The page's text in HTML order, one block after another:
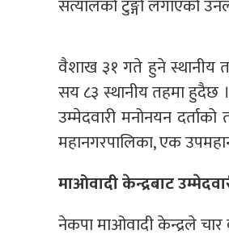
सत्यालको टुङ्गो लगाएको
वैशाख ३१ गते हुने स्थानीय
सय ८३ स्थानीय तहमा हुदैछ
उम्मेदवारी मनोनयन
महानगरपालिका, एक
माओवादी केन्द्रबाट
नेकपा माओवादी केन्द्रले